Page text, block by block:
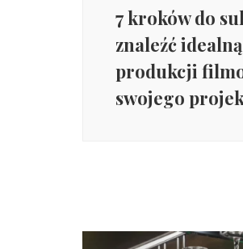
7 kroków do
znaleźć
produkcji
swojego